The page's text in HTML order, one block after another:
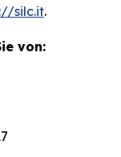
silc.it.
von: